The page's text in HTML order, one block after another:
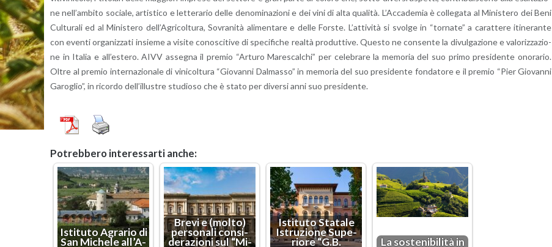
ne nel­l’am­bi­to so­cia­le, ar­ti­sti­co e let­te­ra­rio delle de­no­mi­na­zio­ni e dei vini di alta qua­li­tà. L’Ac­ca­de­mia è col­le­ga­ta al Mi­ni­ste­ro dei Beni
Cul­tu­ra­li ed al Mi­ni­ste­ro del­l’A­gri­col­tu­ra, So­vra­ni­tà ali­men­ta­re e delle For­ste. L’at­ti­vi­tà si svol­ge in “tor­na­te” a ca­rat­te­re iti­ne­ran­te
con even­ti or­ga­niz­za­ti in­sie­me a vi­si­te co­no­sci­ti­ve di spe­ci­fi­che real­tà pro­dut­ti­ve. Que­sto ne con­sen­te la di­vul­ga­zio­ne e va­lo­riz­za­zio­
ne in Ita­lia e al­l’e­ste­ro. AIVV as­se­gna il pre­mio “Ar­tu­ro Ma­re­scal­chi” per ce­le­bra­re la me­mo­ria del suo primo pre­si­den­te ono­ra­rio.
Oltre al pre­mio in­ter­na­zio­na­le di vi­ni­col­tu­ra “Gio­van­ni Dal­mas­so” in me­mo­ria del suo pre­si­den­te fon­da­to­re e il pre­mio “Pier Gio­van­ni
Ga­ro­glio”, in ri­cor­do del­l’il­lu­stre stu­dio­so che è stato per di­ver­si anni suo pre­si­den­te.
Po­treb­be­ro in­te­res­sar­ti anche:
Isti­tu­to Agra­rio di
San Mi­che­le al­l’A­
Brevi e (molto)
per­so­na­li con­si­
de­ra­zio­ni sul “Mi­
Isti­tu­to Sta­ta­le
Istru­zio­ne Su­pe­
rio­re “G.​B.​ La so­ste­ni­bi­li­tà in